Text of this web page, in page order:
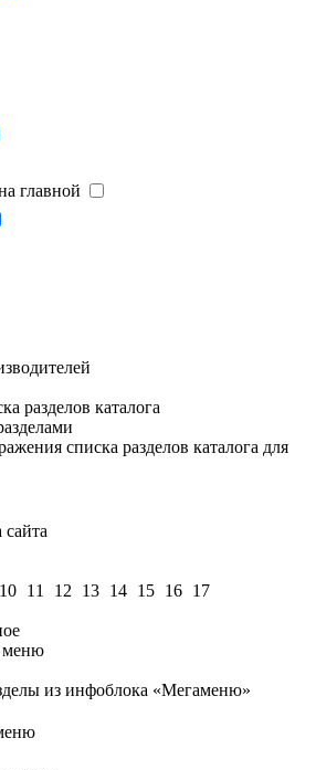
главной
разделов каталога
списка разделов каталога для
10 11 12 13 14 15 16 17
меню
из инфоблока «Мегаменю»